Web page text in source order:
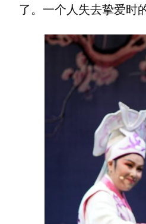
了。一个人失去挚爱时